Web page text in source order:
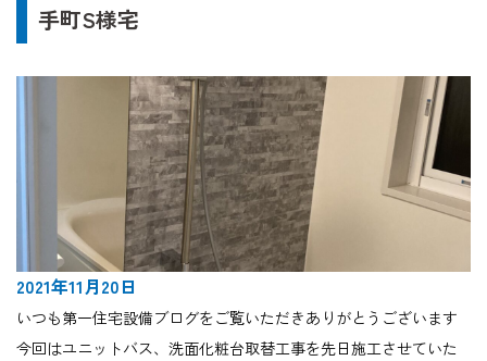
手町S様宅
2021年11月20日
いつも第一住宅設備ブログをご覧いただきありがとうございます
今回はユニットバス、洗面化粧台取替工事を先日施工させていた